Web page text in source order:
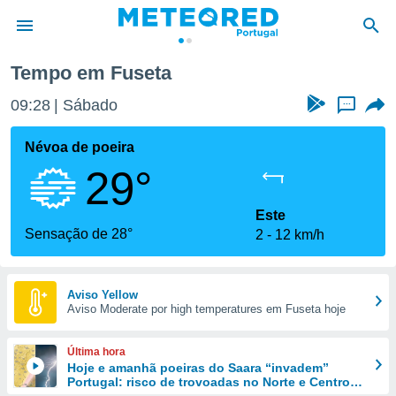
da
foi
fornecidas
a este
das
e
forma
digital
Tempo em Fuseta
09:28 Sábado ...
Névoa de poeira
29°
Sensação de 28°
Este
2
12 km/h
Aviso Yellow
Aviso Moderate por high temperatures em Fuseta hoje
Última hora
Hoje e amanhã poeiras do Saara “invadem”
Portugal: risco de trovoadas no Norte e Centro